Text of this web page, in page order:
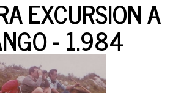
EXCURSION A
- 1.984